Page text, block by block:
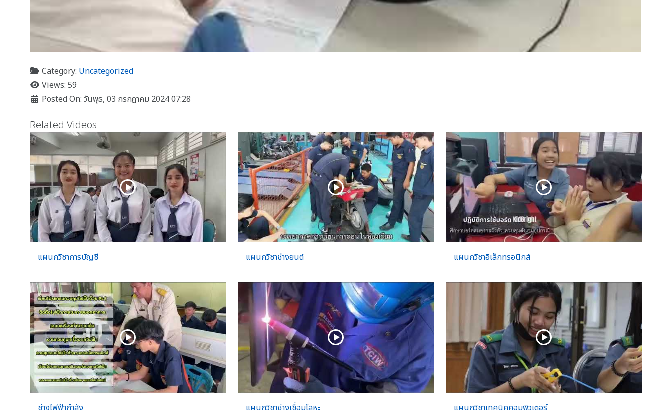
Category: Uncategorized
Views: 59
Posted On: วันพุธ, 03 กรกฎาคม 2024 07:28
Related Videos
แผนกวิชาการบัญชี แผนกวิชาช่างยนต์ แผนกวิชาอิเล็กทรอนิกส์
ช่างไฟฟ้ากำลัง แผนกวิชาช่างเชื่อมโลหะ แผนกวิชาเทคนิคคอมพิวเตอร์